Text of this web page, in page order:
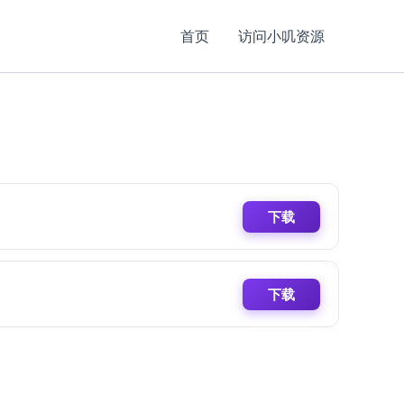
首页 访问小叽资源
下载
下载